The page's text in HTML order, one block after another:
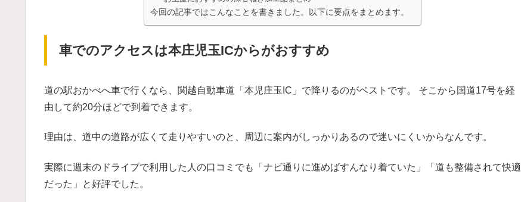
今回の記事ではこんなことを書きました。以下に要点をまとめます。
車でのアクセスは本庄児玉ICからがおすすめ
道の駅おかべへ車で行くなら、関越自動車道「本児庄玉IC」で降りるのがベストです。 そこから国道17号を経
由して約20分ほどで到着できます。
理由は、道中の道路が広くて走りやすいのと、周辺に案内がしっかりあるので迷いにくいからなんです。
実際に週末のドライブで利用した人の口コミでも「ナビ通りに進めばすんなり着ていた」「道も整備されて快適
だった」と好評でした。